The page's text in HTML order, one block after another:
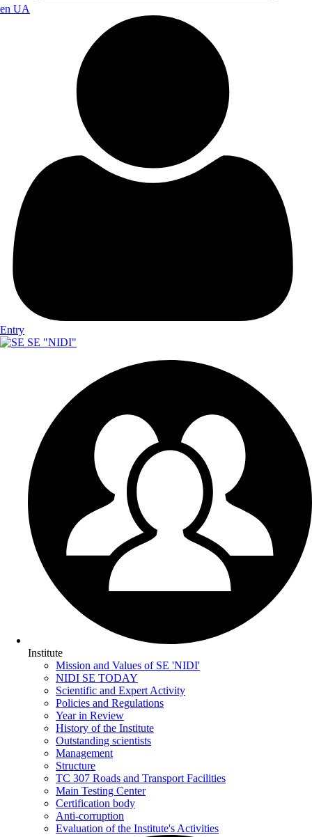
en UA
Entry
SE "NIDI"
Institute
Mission and Values of SE 'NIDI'
NIDI SE TODAY
Scientific and Expert Activity
Policies and Regulations
Year in Review
History of the Institute
Outstanding scientists
Management
Structure
TC 307 Roads and Transport Facilities
Main Testing Center
Certification body
Anti-corruption
Evaluation of the Institute's Activities